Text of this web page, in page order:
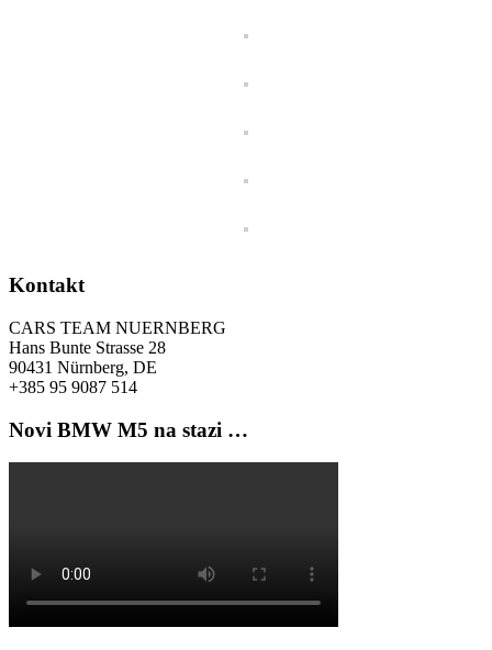
Kontakt
CARS TEAM NUERNBERG
Hans Bunte Strasse 28
90431 Nürnberg, DE
+385 95 9087 514
Novi BMW M5 na stazi …